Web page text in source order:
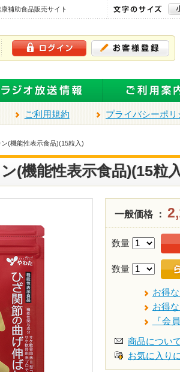
補助食品販売サイト
ご利用規約 プライバシーポリ
(機能性表示食品)(15粒入)
(機能性表示食品)(15粒
一般価格 ：
数量
数量
お得
お得
『会
商品につい
お気に入り